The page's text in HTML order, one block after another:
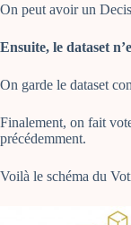
On peut avoir un
Ensuite, le dataset
On garde le dataset
Finalement, on fait
précédemment.
Voilà le schéma du